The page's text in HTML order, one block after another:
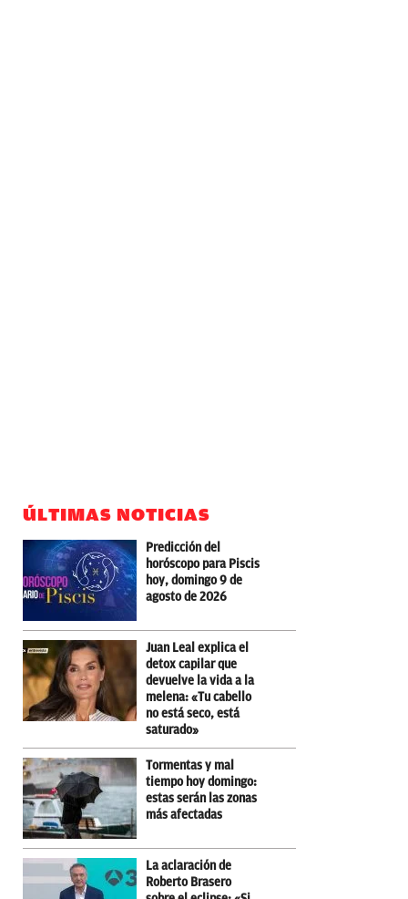
ÚLTIMAS NOTICIAS
Predicción del
horóscopo para Piscis
hoy, domingo 9 de
agosto de 2026
Juan Leal explica el
detox capilar que
devuelve la vida a la
melena: «Tu cabello
no está seco, está
saturado»
Tormentas y mal
tiempo hoy domingo:
estas serán las zonas
más afectadas
La aclaración de
Roberto Brasero